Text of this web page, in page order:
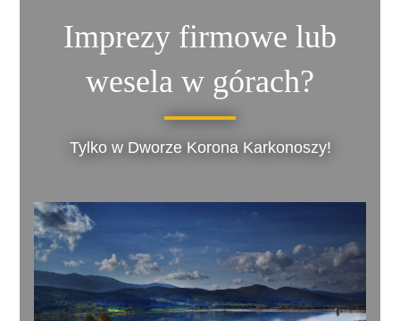
Imprezy firmowe lub
wesela w górach?
Tylko w Dworze Korona Karkonoszy!